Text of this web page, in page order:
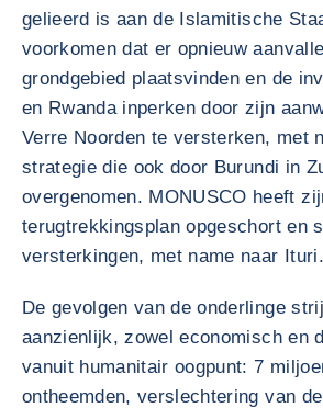
gelieerd is aan de Islamitische
voorkomen dat er opnieuw
grondgebied plaatsvinden en de
en Rwanda inperken door zijn
Verre Noorden te versterken, met
strategie die ook door Burundi in
overgenomen. MONUSCO heeft
terugtrekkingsplan opgeschort en
versterkingen, met name naar Ituri.
De gevolgen van de onderlinge
aanzienlijk, zowel economisch en
vanuit humanitair oogpunt: 7
ontheemden, verslechtering van de